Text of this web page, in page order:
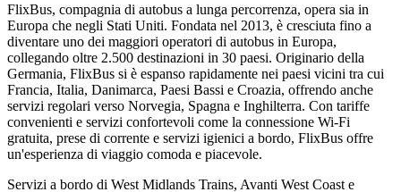
FlixBus, compagnia di autobus a lunga percorrenza, opera sia in
Europa che negli Stati Uniti. Fondata nel 2013, è cresciuta fino a
diventare uno dei maggiori operatori di autobus in Europa,
collegando oltre 2.500 destinazioni in 30 paesi. Originario della
Germania, FlixBus si è espanso rapidamente nei paesi vicini tra cui
Francia, Italia, Danimarca, Paesi Bassi e Croazia, offrendo anche
servizi regolari verso Norvegia, Spagna e Inghilterra. Con tariffe
convenienti e servizi confortevoli come la connessione Wi-Fi
gratuita, prese di corrente e servizi igienici a bordo, FlixBus offre
un'esperienza di viaggio comoda e piacevole.
Servizi a bordo di West Midlands Trains, Avanti West Coast e